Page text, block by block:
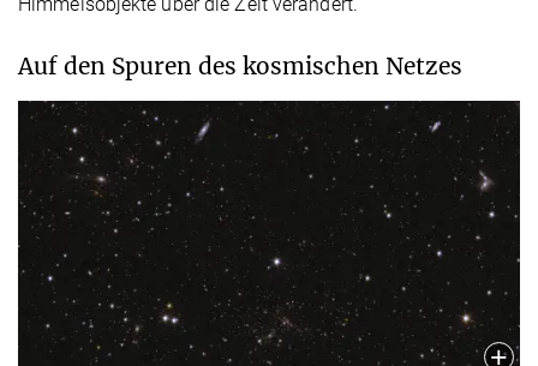
Auf den Spuren des kosmischen Netzes